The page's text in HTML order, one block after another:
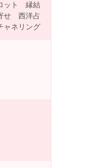
ット 縁結
せ 西洋占
ネリング